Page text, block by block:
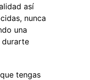
así
nunca
una
durarte
tengas